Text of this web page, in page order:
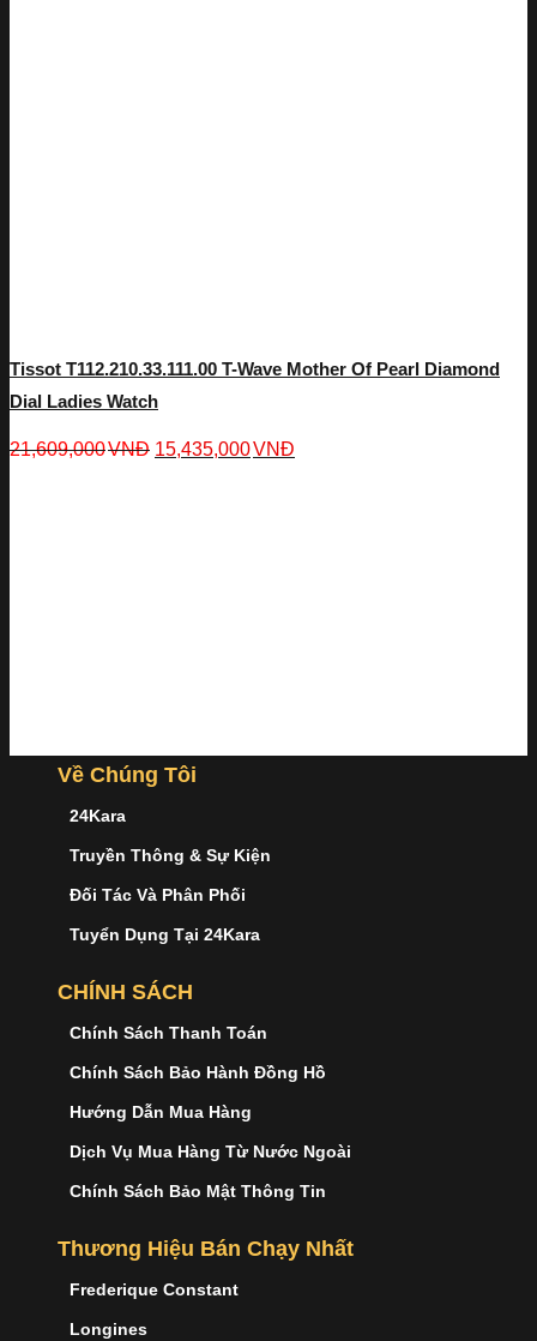
Tissot T112.210.33.111.00 T-Wave Mother Of Pearl Diamond
Dial Ladies Watch
21,609,000VNĐ 15,435,000VNĐ
Về Chúng Tôi
24Kara
Truyền Thông & Sự Kiện
Đối Tác Và Phân Phối
Tuyển Dụng Tại 24Kara
CHÍNH SÁCH
Chính Sách Thanh Toán
Chính Sách Bảo Hành Đồng Hồ
Hướng Dẫn Mua Hàng
Dịch Vụ Mua Hàng Từ Nước Ngoài
Chính Sách Bảo Mật Thông Tin
Thương Hiệu Bán Chạy Nhất
Frederique Constant
Longines